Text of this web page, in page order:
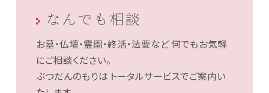
なんでも相談
お墓・仏壇・霊園・終活・法要など何でもお気軽
にご相談ください。
ぶつだんのもりは トータルサービスでご案内い